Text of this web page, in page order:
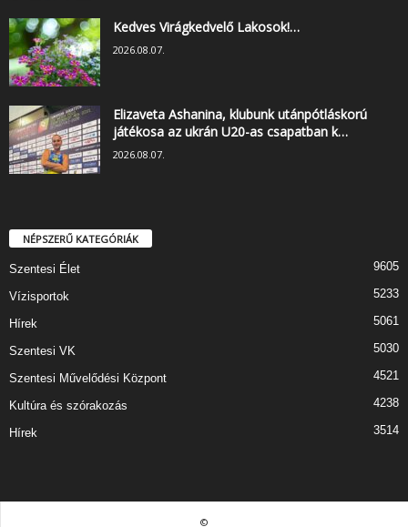
Kedves Virágkedvelő Lakosok!…
2026.08.07.
Elizaveta Ashanina, klubunk utánpótláskorú
játékosa az ukrán U20-as csapatban k…
2026.08.07.
NÉPSZERŰ KATEGÓRIÁK
Szentesi Élet 9605
Vízisportok 5233
Hírek 5061
Szentesi VK 5030
Szentesi Művelődési Központ 4521
Kultúra és szórakozás 4238
Hírek 3514
©